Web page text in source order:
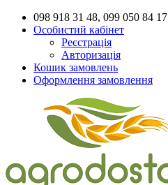
098 918 31 48, 099 050 84 17
Особистий кабінет
Реєстрація
Авторизація
Кошик замовлень
Оформлення замовлення